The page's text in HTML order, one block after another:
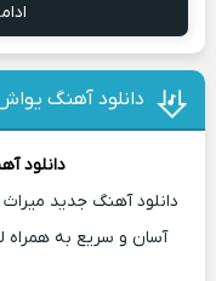
دانلود آهنگ
دانلود
دانلود آهنگ جدید
آسان و سریع به